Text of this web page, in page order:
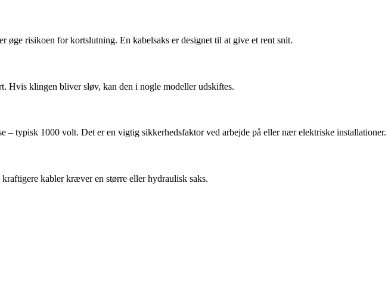
risikoen for kortslutning. En kabelsaks er designet til at give et rent snit.
Hvis klingen bliver sløv, kan den i nogle modeller udskiftes.
typisk 1000 volt. Det er en vigtig sikkerhedsfaktor ved arbejde på eller nær elektriske installationer.
kabler kræver en større eller hydraulisk saks.